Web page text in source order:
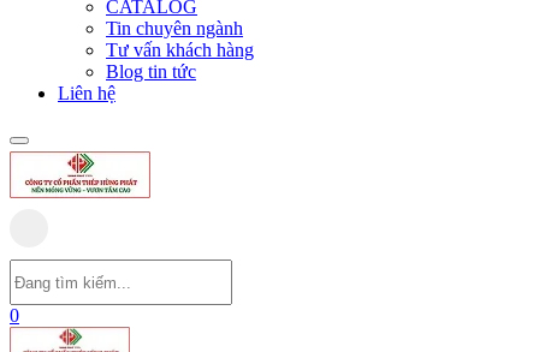
CATALOG
Tin chuyên ngành
Tư vấn khách hàng
Blog tin tức
Liên hệ
0